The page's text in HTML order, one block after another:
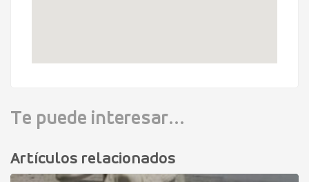
Te puede interesar...
Artículos relacionados